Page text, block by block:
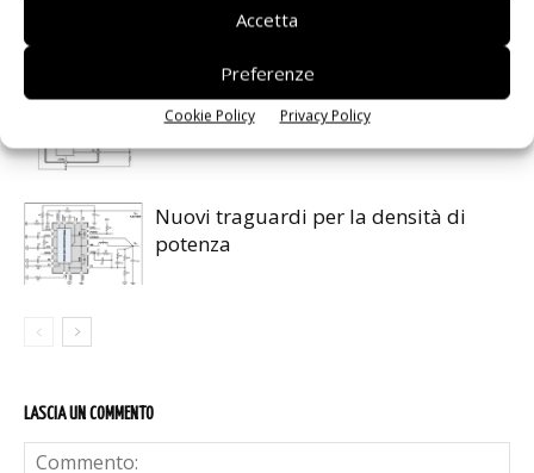
Accetta
Preferenze
Cookie Policy Privacy Policy
magnetici nel settore dell’elettronica
Regolatori Buck per semplificarsi la
vita
Nuovi traguardi per la densità di
potenza
LASCIA UN COMMENTO